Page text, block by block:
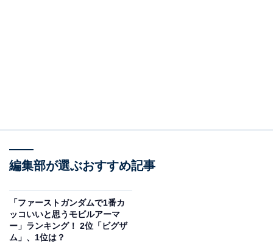
て他にいないと思うから」（40代女性／群馬県）、「モ
っこよく、シャアの搭乗が似合うので」（40代女性／神
奈川県）、「最後のハマーンとシロッコとの激突がかっ
こよかったからですかね」（40代男性／茨城県）という
編集部が選ぶおすすめ記事
「ファーストガンダムで1番カ
ッコいいと思うモビルアーマ
ー」ランキング！ 2位「ビグザ
ム」、1位は？